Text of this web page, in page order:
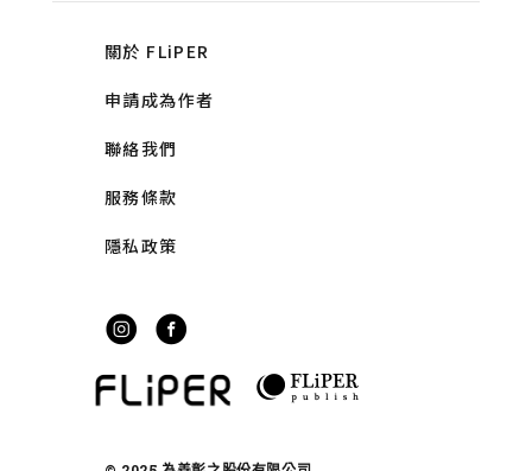
關於 FLiPER
申請成為作者
聯絡我們
服務條款
隱私政策